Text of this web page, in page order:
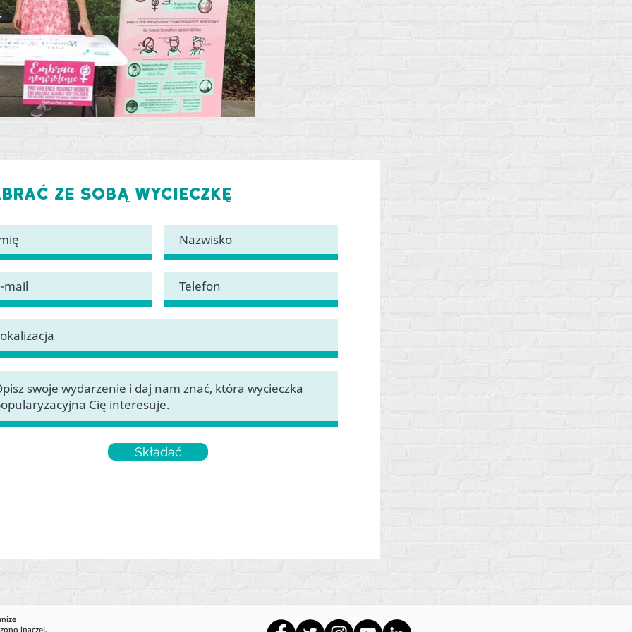
ze sobą wycieczkę
Składać
inaczej.